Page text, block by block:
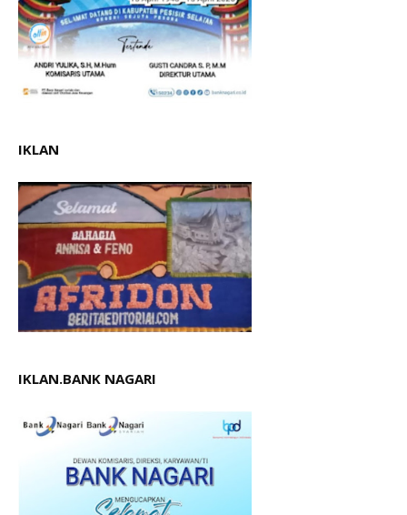
IKLAN
IKLAN.BANK NAGARI